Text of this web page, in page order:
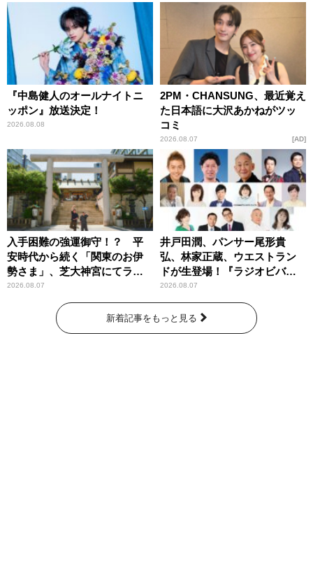
す！」
『中島健人のオールナイトニ
ッポン』放送決定！
2026.08.08
2PM・CHANSUNG、最近覚え
た日本語に大沢あかねがツッ
コミ
2026.08.07 AD
入手困難の強運御守！？ 平
安時代から続く「関東のお伊
勢さま」、芝大神宮にてラン
パンプスが合格祈願！
2026.08.07
井戸田潤、パンサー尾形貴
弘、林家正蔵、ウエストラン
ドが生登場！『ラジオビバリ
ー昼ズ』
2026.08.07
新着記事をもっと見る